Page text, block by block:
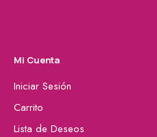
Mi Cuenta
Iniciar Sesión
Carrito
Lista de Deseos